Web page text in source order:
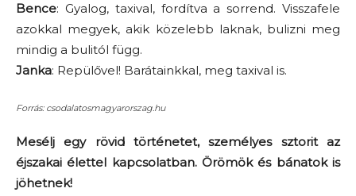
Bence: Gyalog, taxival, fordítva a sorrend. Visszafele
azokkal megyek, akik közelebb laknak, bulizni meg
mindig a bulitól függ.
Janka: Repülővel! Barátainkkal, meg taxival is.
Forrás: csodalatosmagyarorszag.hu
Mesélj egy rövid történetet, személyes sztorit az
éjszakai élettel kapcsolatban. Örömök és bánatok is
jöhetnek!